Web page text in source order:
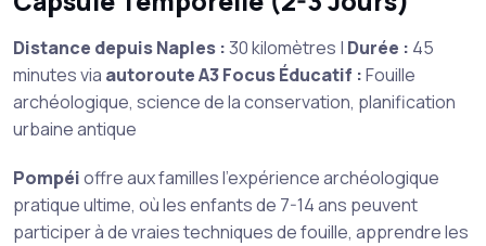
Distance depuis Naples :30 kilomètres | Durée : 45
minutes via autoroute A3Focus Éducatif :Fouille
archéologique, science de la conservation, planification
urbaine antique
Pompéioffre aux familles l’expérience archéologique
pratique ultime, où les enfants de 7-14 ans peuvent
participer à de vraies techniques de fouille, apprendre les